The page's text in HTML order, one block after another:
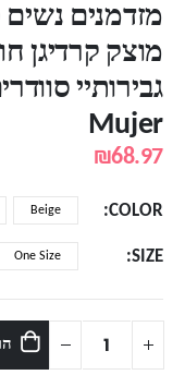
מוצק קרדיגן
גבירותיי
Mujer
₪68.97
COLOR
Beige
SIZE
One Size